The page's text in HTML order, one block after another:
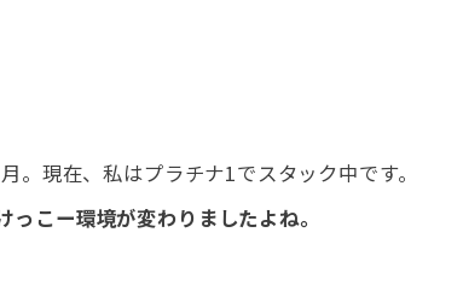
。現在、私はプラチナ1でスタック中です。
こー環境が変わりましたよね。